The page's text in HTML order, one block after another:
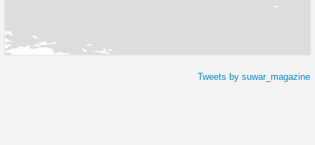
Tweets by suwar_magazine